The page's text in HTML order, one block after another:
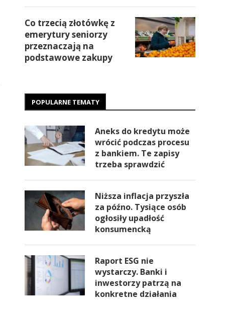
Co trzecią złotówkę z
emerytury seniorzy
przeznaczają na
podstawowe zakupy
POPULARNE TEMATY
Aneks do kredytu może
wrócić podczas procesu
z bankiem. Te zapisy
trzeba sprawdzić
Niższa inflacja przyszła
za późno. Tysiące osób
ogłosiły upadłość
konsumencką
Raport ESG nie
wystarczy. Banki i
inwestorzy patrzą na
konkretne działania